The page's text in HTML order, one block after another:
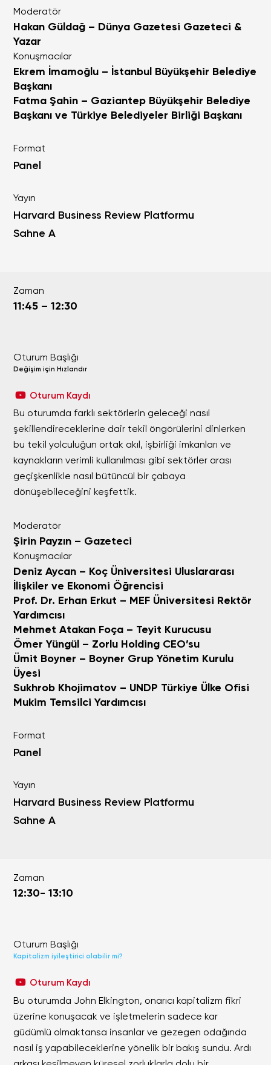
Moderatör
Hakan Güldağ – Dünya Gazetesi Gazeteci &
Yazar
Konuşmacılar
Ekrem İmamoğlu – İstanbul Büyükşehir Belediye
Başkanı
Fatma Şahin – Gaziantep Büyükşehir Belediye
Başkanı ve Türkiye Belediyeler Birliği Başkanı
Format
Panel
Yayın
Harvard Business Review Platformu
Sahne A
Zaman
11:45 – 12:30
Oturum Başlığı
Değişim için Hızlandır
Oturum Kaydı
Bu oturumda farklı sektörlerin geleceği nasıl
şekillendireceklerine dair tekil öngörülerini dinlerken
bu tekil yolculuğun ortak akıl, işbirliği imkanları ve
kaynakların verimli kullanılması gibi sektörler arası
geçişkenlikle nasıl bütüncül bir çabaya
dönüşebileceğini keşfettik.
Moderatör
Şirin Payzın – Gazeteci
Konuşmacılar
Deniz Aycan – Koç Üniversitesi Uluslararası
İlişkiler ve Ekonomi Öğrencisi
Prof. Dr. Erhan Erkut – MEF Üniversitesi Rektör
Yardımcısı
Mehmet Atakan Foça – Teyit Kurucusu
Ömer Yüngül – Zorlu Holding CEO’su
Ümit Boyner – Boyner Grup Yönetim Kurulu
Üyesi
Sukhrob Khojimatov – UNDP Türkiye Ülke Ofisi
Mukim Temsilci Yardımcısı
Format
Panel
Yayın
Harvard Business Review Platformu
Sahne A
Zaman
12:30- 13:10
Oturum Başlığı
Kapitalizm iyileştirici olabilir mi?
Oturum Kaydı
Bu oturumda John Elkington, onarıcı kapitalizm fikri
üzerine konuşacak ve işletmelerin sadece kar
güdümlü olmaktansa insanlar ve gezegen odağında
nasıl iş yapabileceklerine yönelik bir bakış sundu. Ardı